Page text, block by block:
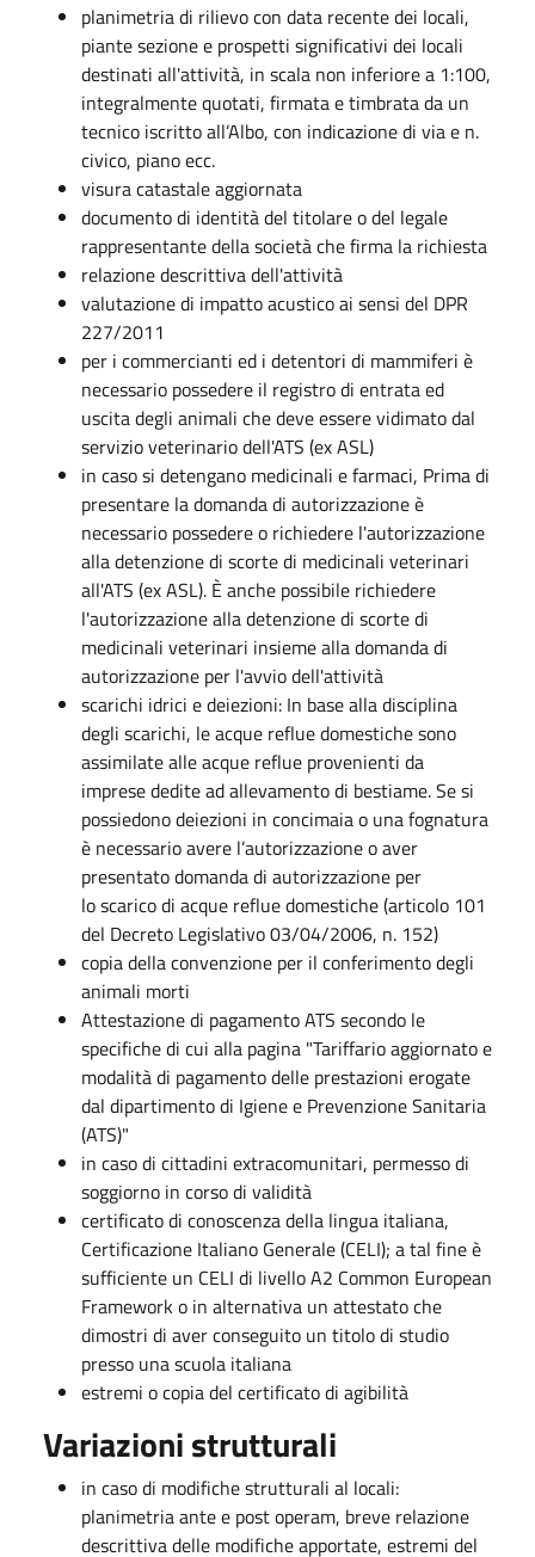
planimetria di rilievo con data recente dei locali,
piante sezione e prospetti significativi dei locali
destinati all'attività, in scala non inferiore a 1:100,
integralmente quotati, firmata e timbrata da un
tecnico iscritto all’Albo, con indicazione di via e n.
civico, piano ecc.
visura catastale aggiornata
documento di identità del titolare o del legale
rappresentante della società che firma la richiesta
relazione descrittiva dell'attività
valutazione di impatto acustico ai sensi del DPR
227/2011
per i commercianti ed i detentori di mammiferi è
necessario possedere il registro di entrata ed
uscita degli animali che deve essere vidimato dal
servizio veterinario dell'ATS (ex ASL)
in caso si detengano medicinali e farmaci, Prima di
presentare la domanda di autorizzazione è
necessario possedere o richiedere l'autorizzazione
alla detenzione di scorte di medicinali veterinari
all'ATS (ex ASL). È anche possibile richiedere
l'autorizzazione alla detenzione di scorte di
medicinali veterinari insieme alla domanda di
autorizzazione per l'avvio dell'attività
scarichi idrici e deiezioni: In base alla disciplina
degli scarichi, le acque reflue domestiche sono
assimilate alle acque reflue provenienti da
imprese dedite ad allevamento di bestiame. Se si
possiedono deiezioni in concimaia o una fognatura
è necessario avere l’autorizzazione o aver
presentato domanda di autorizzazione per
lo scarico di acque reflue domestiche (articolo 101
del Decreto Legislativo 03/04/2006, n. 152)
copia della convenzione per il conferimento degli
animali morti
Attestazione di pagamento ATS secondo le
specifiche di cui alla pagina "Tariffario aggiornato e
modalità di pagamento delle prestazioni erogate
dal dipartimento di Igiene e Prevenzione Sanitaria
(ATS)"
in caso di cittadini extracomunitari, permesso di
soggiorno in corso di validità
certificato di conoscenza della lingua italiana,
Certificazione Italiano Generale (CELI); a tal fine è
sufficiente un CELI di livello A2 Common Europe​an
Framework o in alternativa un attestato che
dimostri di aver conseguito un titolo di studio
presso una scuola italiana
estremi o copia del certificato di agibilità
Variazioni strutturali
in caso di modifiche strutturali al locali:
planimetria ante e post operam, breve relazione
descrittiva delle modifiche apportate, estremi del